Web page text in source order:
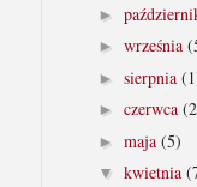
►
► września
► sierpnia
► czerwca
► maja (5)
▼ kwietnia